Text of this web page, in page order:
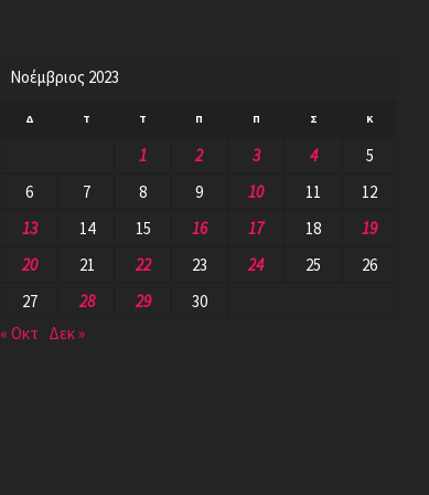
Νοέμβριος 2023
Δ Τ Τ Π Π Σ Κ
1 2 3 4
5
6
7 8 9 10 11
12
13
14 15 16 17 18
19
20
21 22 23 24 25
26
27
28 29
30
« Οκτ Δεκ »